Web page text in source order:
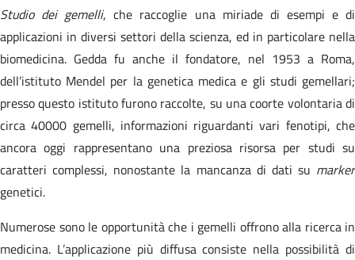
Studio dei gemelli, che raccoglie una miriade di esempi e di
applicazioni in diversi settori della scienza, ed in particolare nella
biomedicina. Gedda fu anche il fondatore, nel 1953 a Roma,
dell’istituto Mendel per la genetica medica e gli studi gemellari;
presso questo istituto furono raccolte, su una coorte volontaria di
circa 40000 gemelli, informazioni riguardanti vari fenotipi, che
ancora oggi rappresentano una preziosa risorsa per studi su
caratteri complessi, nonostante la mancanza di dati su marker
genetici.
Numerose sono le opportunità che i gemelli offrono alla ricerca in
medicina. L’applicazione più diffusa consiste nella possibilità di